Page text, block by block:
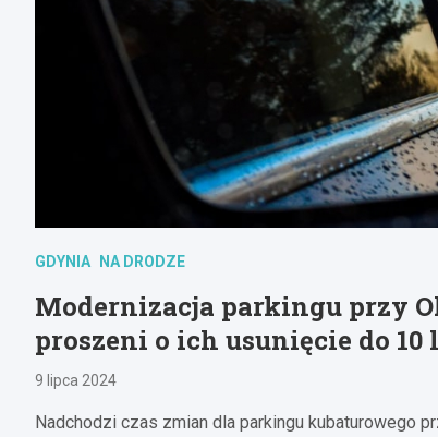
GDYNIA NA DRODZE
Modernizacja parkingu przy
proszeni o ich usunięcie do 10
9 lipca 2024
Nadchodzi czas zmian dla parkingu kubaturowego